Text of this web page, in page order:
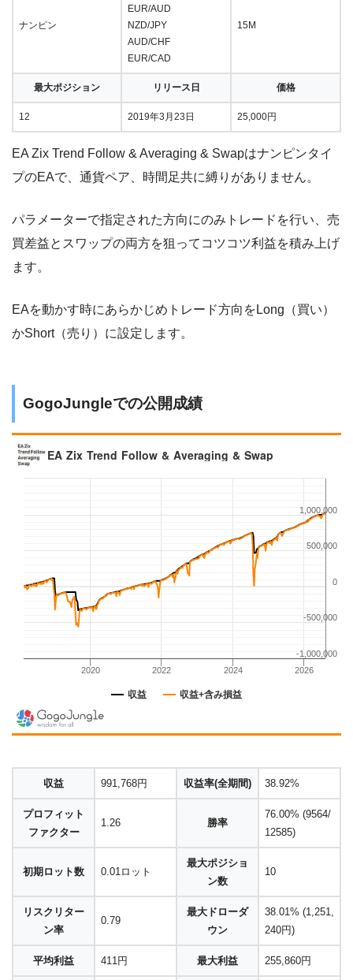
ナンピン
EUR/AUD
NZD/JPY
AUD/CHF
EUR/CAD
15M
最大ポジション リリース日 価格
12 2019年3月23日 25,000円
EA Zix Trend Follow & Averaging & Swapはナンピンタイ
プのEAで、通貨ペア、時間足共に縛りがありません。
パラメーターで指定された方向にのみトレードを行い、売
買差益とスワップの両方を狙ってコツコツ利益を積み上げ
ます。
EAを動かす時にあらかじめトレード方向をLong（買い）
かShort（売り）に設定します。
GogoJungleでの公開成績
収益 991,768円 収益率(全期間) 38.92%
プロフィット
ファクター
1.26 勝率
76.00% (9564/
12585)
初期ロット数 0.01ロット
最大ポジショ
ン数
10
リスクリター
ン率
0.79
最大ドローダ
ウン
38.01% (1,251,
240円)
平均利益 411円 最大利益 255,860円